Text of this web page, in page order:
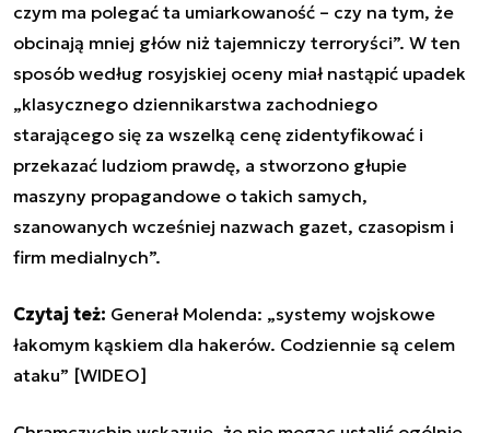
czym ma polegać ta umiarkowaność – czy na tym, że
obcinają mniej głów niż tajemniczy terroryści”. W ten
sposób według rosyjskiej oceny miał nastąpić upadek
„klasycznego dziennikarstwa zachodniego
starającego się za wszelką cenę zidentyfikować i
przekazać ludziom prawdę, a stworzono głupie
maszyny propagandowe o takich samych,
szanowanych wcześniej nazwach gazet, czasopism i
firm medialnych”.
Czytaj też: Generał Molenda: „systemy wojskowe
łakomym kąskiem dla hakerów. Codziennie są celem
ataku” [WIDEO]